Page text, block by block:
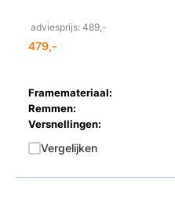
adviesprijs: 489,-
479,-
Framemateriaal:
Remmen:
Versnellingen:
Vergelijken